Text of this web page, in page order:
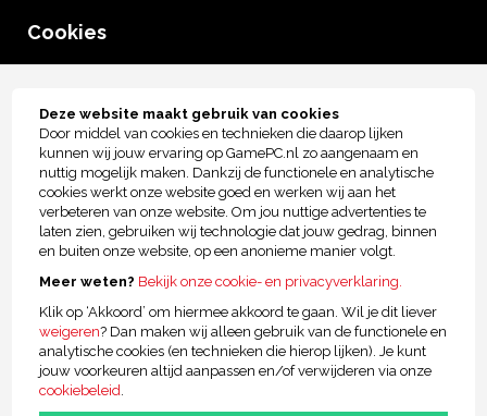
Cookies
Deze website maakt gebruik van cookies
Door middel van cookies en technieken die daarop lijken
kunnen wij jouw ervaring op GamePC.nl zo aangenaam en
nuttig mogelijk maken. Dankzij de functionele en analytische
cookies werkt onze website goed en werken wij aan het
verbeteren van onze website. Om jou nuttige advertenties te
laten zien, gebruiken wij technologie dat jouw gedrag, binnen
en buiten onze website, op een anonieme manier volgt.
Meer weten? Bekijk onze cookie- en privacyverklaring.
Klik op ‘Akkoord’ om hiermee akkoord te gaan. Wil je dit liever
weigeren? Dan maken wij alleen gebruik van de functionele en
analytische cookies (en technieken die hierop lijken). Je kunt
jouw voorkeuren altijd aanpassen en/of verwijderen via onze
cookiebeleid.
Garantie en Service
Garantie & Service bij GamePC.nl
Alle modellen Game PC's zijn standaard voorzien van 4 jaar volledige
garantie* in Nederland en België. Dus mocht er een probleem zijn dan
kan je de computer naar ons opsturen, zodat wij het probleem voor je
oplossen.